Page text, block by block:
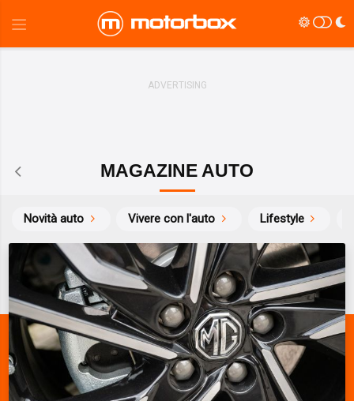
MAGAZINE AUTO
Novità auto Vivere con l'auto Lifestyle